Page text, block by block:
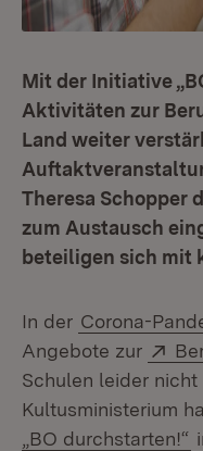
Mit der Initiative
Aktivitäten zur
Land weiter
Theresa Schopper
zum Austausch
beteiligen sich mit
In der Corona-
Angebote zur
Schulen leider
Kultusministerium
„BO durchstarten!“